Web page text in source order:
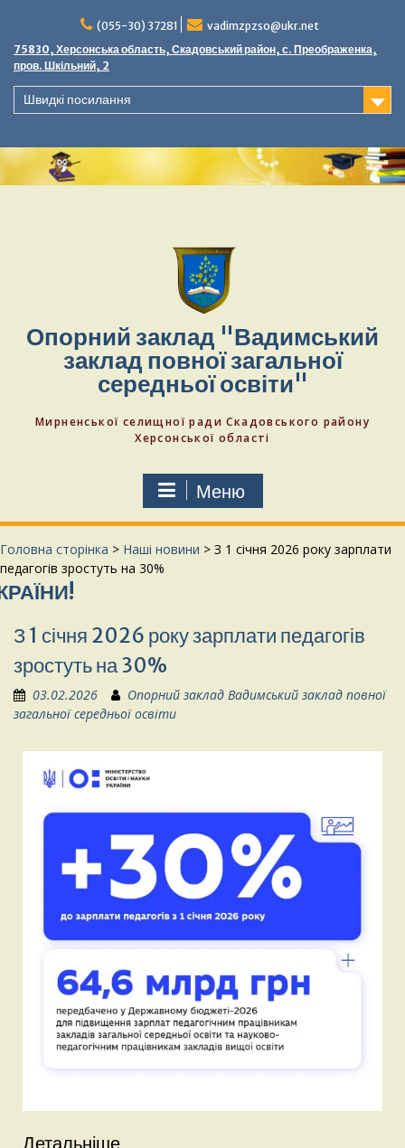
(055-30) 37281
vadimzpzso@ukr.net
75830, Херсонська область, Скадовський район, с. Преображенка,
пров. Шкільний, 2
Швидкі посилання
Опорний заклад "Вадимський
заклад повної загальної
середньої освіти"
Мирненської селищної ради Скадовського району
Херсонської області
Меню
Головна сторінка > Наші новини > З 1 січня 2026 року зарплати
педагогів зростуть на 30%
З 1 січня 2026 року зарплати педагогів
зростуть на 30%
03.02.2026
Опорний заклад Вадимський заклад повної
загальної середньої освіти
Детальніше